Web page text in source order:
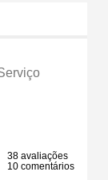
38 avaliações
10 comentários